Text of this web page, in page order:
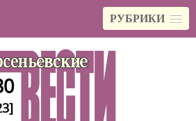
РУБРИКИ